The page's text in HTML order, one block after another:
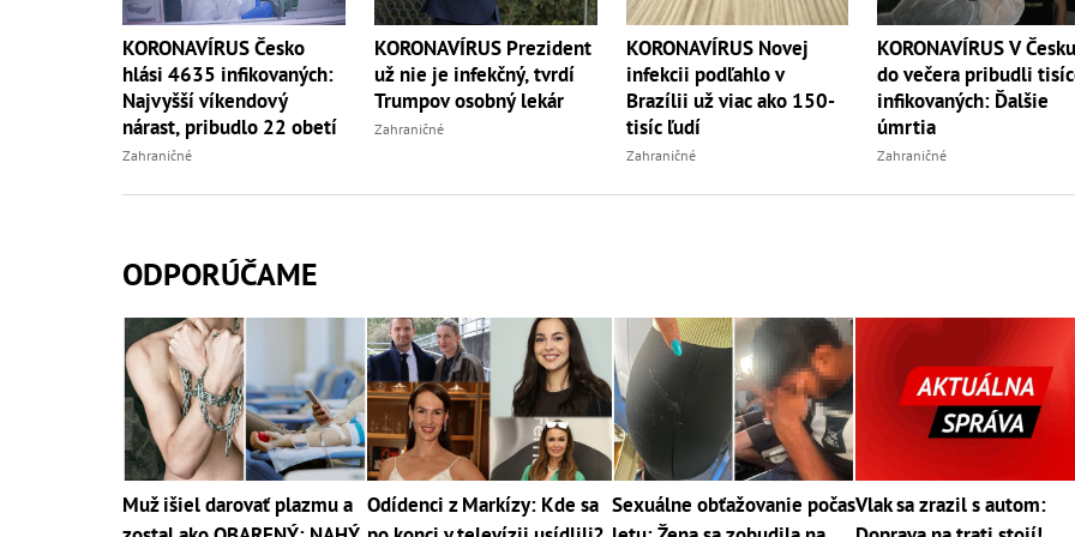
KORONAVÍRUS Česko
hlási 4635 infikovaných:
Najvyšší víkendový
nárast, pribudlo 22 obetí
Zahraničné
KORONAVÍRUS Prezident
už nie je infekčný, tvrdí
Trumpov osobný lekár
Zahraničné
KORONAVÍRUS Novej
infekcii podľahlo v
Brazílii už viac ako 150-
tisíc ľudí
Zahraničné
KORONAVÍRUS V
do večera pribudli
infikovaných: Ďalšie
úmrtia
Zahraničné
ODPORÚČAME
Muž išiel darovať plazmu a Odídenci z Markízy: Kde sa Sexuálne obťažovanie počasVlak sa zrazil s autom: